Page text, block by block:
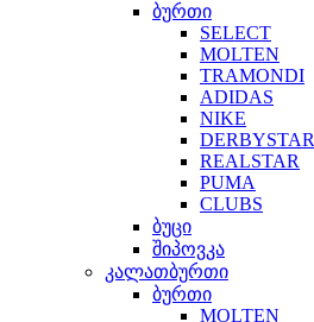
ბურთი
SELECT
MOLTEN
TRAMONDI
ADIDAS
NIKE
DERBYSTAR
REALSTAR
PUMA
CLUBS
ბუცი
შიპოვკა
კალათბურთი
ბურთი
MOLTEN